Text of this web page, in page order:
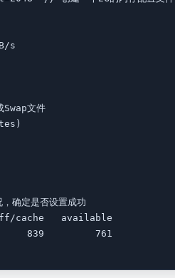
s
文件
定是否设置成功
cache   available
839         761